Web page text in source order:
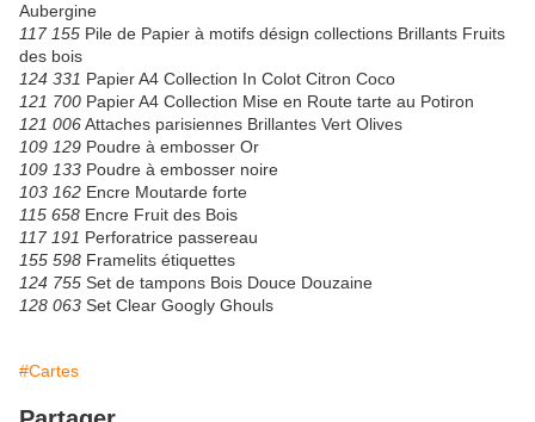
Aubergine
117 155 Pile de Papier à motifs désign collections Brillants Fruits
des bois
124 331 Papier A4 Collection In Colot Citron Coco
121 700 Papier A4 Collection Mise en Route tarte au Potiron
121 006Attaches parisiennes Brillantes Vert Olives
109 129 Poudre à embosser Or
109 133 Poudre à embosser noire
103 162 Encre Moutarde forte
115 658 Encre Fruit des Bois
117 191 Perforatrice passereau
155 598 Framelits étiquettes
124 755 Set de tampons Bois Douce Douzaine
128 063 Set Clear Googly Ghouls
#Cartes